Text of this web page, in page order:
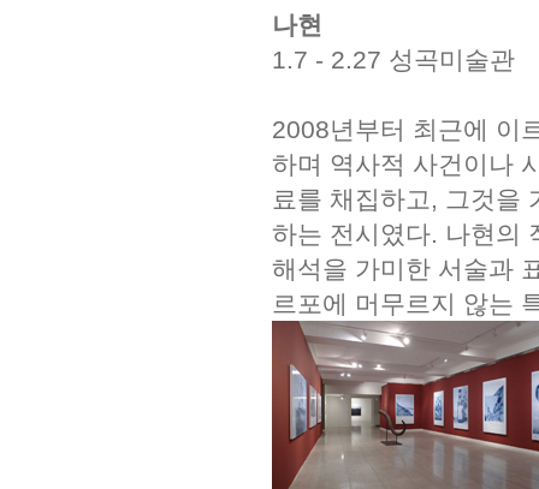
나현
1.7 - 2.27 성곡미술관
2008년부터 최근에 이
하며 역사적 사건이나
료를 채집하고, 그것을
하는 전시였다. 나현의
해석을 가미한 서술과
르포에 머무르지 않는